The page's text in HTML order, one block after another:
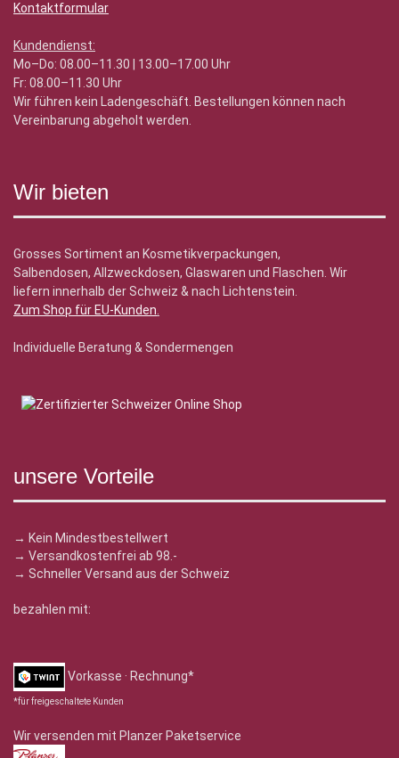
Kontaktformular
Kundendienst:
Mo–Do: 08.00–11.30 | 13.00–17.00 Uhr
Fr: 08.00–11.30 Uhr
Wir führen kein Ladengeschäft. Bestellungen können nach
Vereinbarung abgeholt werden.
Wir bieten
Grosses Sortiment an Kosmetikverpackungen,
Salbendosen, Allzweckdosen, Glaswaren und Flaschen. Wir
liefern innerhalb der Schweiz & nach Lichtenstein.
Zum Shop für EU-Kunden.
Individuelle Beratung & Sondermengen
unsere Vorteile
→ Kein Mindestbestellwert
→ Versandkostenfrei ab 98.-
→ Schneller Versand aus der Schweiz
bezahlen mit:
Vorkasse · Rechnung*
*für freigeschaltete Kunden
Wir versenden mit Planzer Paketservice